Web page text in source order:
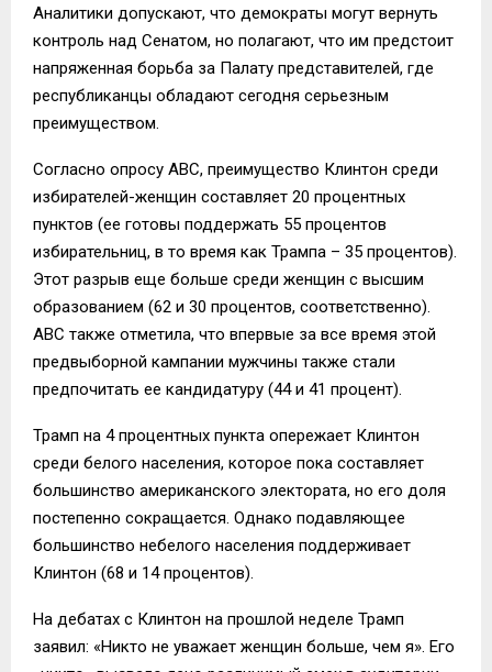
Аналитики допускают, что демократы могут вернуть
контроль над Сенатом, но полагают, что им предстоит
напряженная борьба за Палату представителей, где
республиканцы обладают сегодня серьезным
преимуществом.
Согласно опросу АВС, преимущество Клинтон среди
избирателей-женщин составляет 20 процентных
пунктов (ее готовы поддержать 55 процентов
избирательниц, в то время как Трампа – 35 процентов).
Этот разрыв еще больше среди женщин с высшим
образованием (62 и 30 процентов, соответственно).
АВС также отметила, что впервые за все время этой
предвыборной кампании мужчины также стали
предпочитать ее кандидатуру (44 и 41 процент).
Трамп на 4 процентных пункта опережает Клинтон
среди белого населения, которое пока составляет
большинство американского электората, но его доля
постепенно сокращается. Однако подавляющее
большинство небелого населения поддерживает
Клинтон (68 и 14 процентов).
На дебатах с Клинтон на прошлой неделе Трамп
заявил: «Никто не уважает женщин больше, чем я». Его